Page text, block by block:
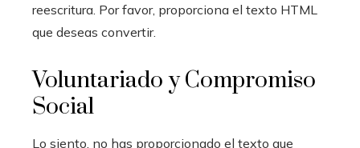
reescritura. Por favor, proporciona el texto HTML
que deseas convertir.
Voluntariado y Compromiso
Social
Lo siento, no has proporcionado el texto que